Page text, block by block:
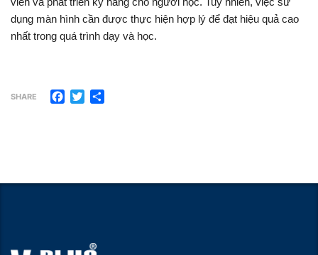
dụng màn hình cần được thực hiện hợp lý để đạt hiệu quả cao
nhất trong quá trình dạy và học.
SHARE Facebook
Twitter